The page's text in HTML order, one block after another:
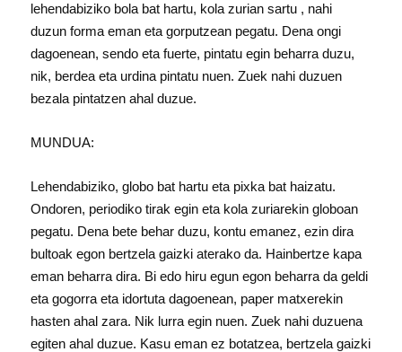
lehendabiziko bola bat hartu, kola zurian sartu , nahi
duzun forma eman eta gorputzean pegatu. Dena ongi
dagoenean, sendo eta fuerte, pintatu egin beharra duzu,
nik, berdea eta urdina pintatu nuen. Zuek nahi duzuen
bezala pintatzen ahal duzue.
MUNDUA:
Lehendabiziko, globo bat hartu eta pixka bat haizatu.
Ondoren, periodiko tirak egin eta kola zuriarekin globoan
pegatu. Dena bete behar duzu, kontu emanez, ezin dira
bultoak egon bertzela gaizki aterako da. Hainbertze kapa
eman beharra dira. Bi edo hiru egun egon beharra da geldi
eta gogorra eta idortuta dagoenean, paper matxerekin
hasten ahal zara. Nik lurra egin nuen. Zuek nahi duzuena
egiten ahal duzue. Kasu eman ez botatzea, bertzela gaizki